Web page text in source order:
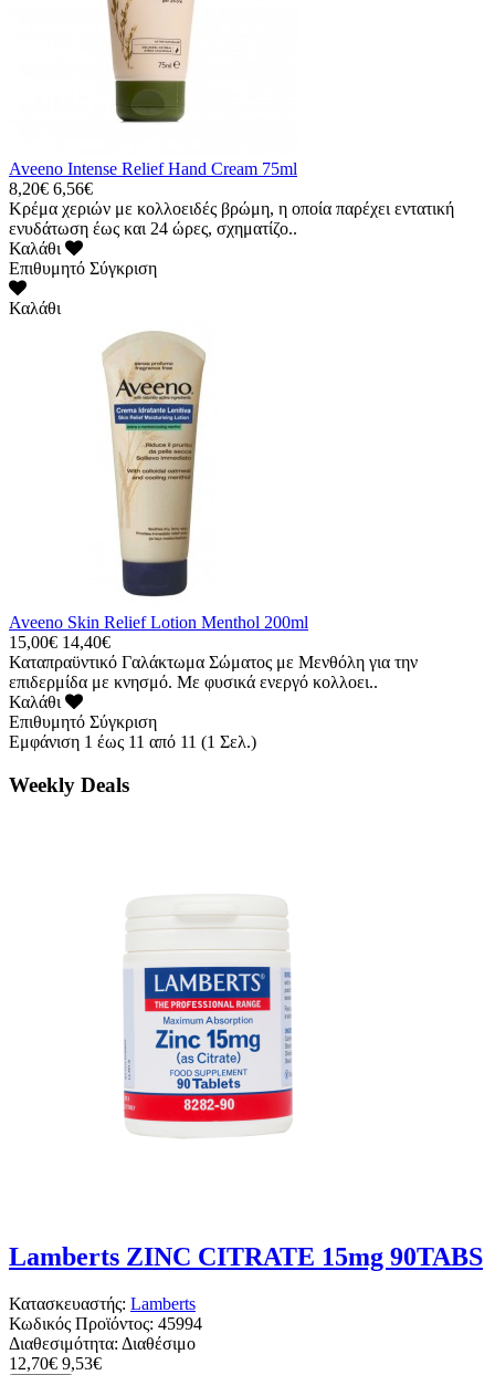
Aveeno Intense Relief Hand Cream 75ml
8,20€ 6,56€
Κρέμα χεριών με κολλοειδές βρώμη, η οποία παρέχει εντατική
ενυδάτωση έως και 24 ώρες, σχηματίζο..
Καλάθι
Επιθυμητό Σύγκριση
Καλάθι
Aveeno Skin Relief Lotion Menthol 200ml
15,00€ 14,40€
Καταπραϋντικό Γαλάκτωμα Σώματος με Μενθόλη για την
επιδερμίδα με κνησμό. Με φυσικά ενεργό κολλοει..
Καλάθι
Επιθυμητό Σύγκριση
Εμφάνιση 1 έως 11 από 11 (1 Σελ.)
Weekly Deals
Lamberts ZINC CITRATE 15mg 90TABS
Κατασκευαστής: Lamberts
Κωδικός Προϊόντος: 45994
Διαθεσιμότητα: Διαθέσιμο
12,70€ 9,53€